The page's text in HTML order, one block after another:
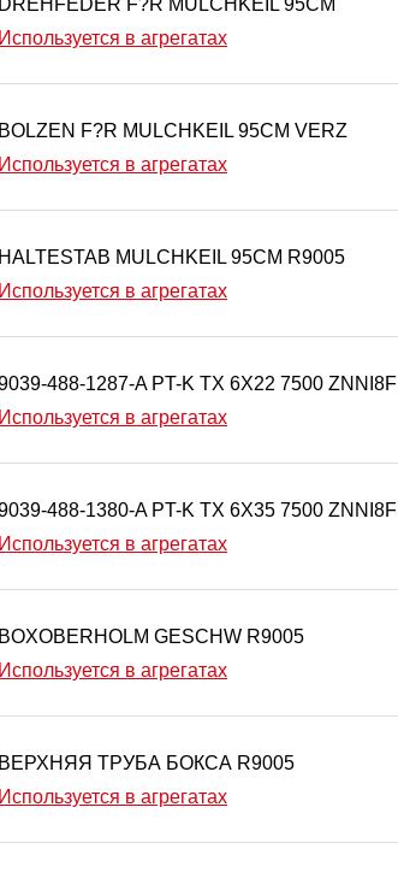
DREHFEDER F?R MULCHKEIL 95CM
Используется в агрегатах
BOLZEN F?R MULCHKEIL 95CM VERZ
Используется в агрегатах
HALTESTAB MULCHKEIL 95CM R9005
Используется в агрегатах
488-1287-A PT-K TX 6X22 7500 ZNNI8F
Используется в агрегатах
488-1380-A PT-K TX 6X35 7500 ZNNI8F
Используется в агрегатах
BOXOBERHOLM GESCHW R9005
Используется в агрегатах
ВЕРХНЯЯ ТРУБА БОКСА R9005
Используется в агрегатах